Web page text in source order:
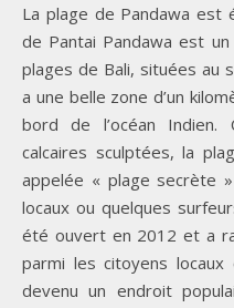
La plage de Pandawa est également connue sous le nom
de Pantai Pandawa est
plages de Bali, situées au
a une belle zone d’un
bord de l’océan Indien.
calcaires sculptées, la
appelée « plage secrète
locaux ou quelques
été ouvert en 2012 et a
parmi les citoyens
devenu un endroit